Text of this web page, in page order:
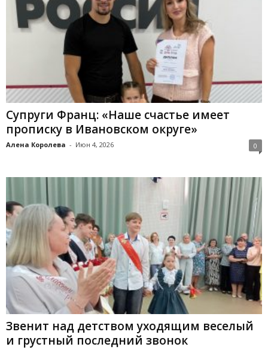
Супруги Франц: «Наше счастье имеет
прописку в Ивановском округе»
Алена Королева - Июн 4, 2026 0
Звенит над детством уходящим веселый
и грустный последний звонок